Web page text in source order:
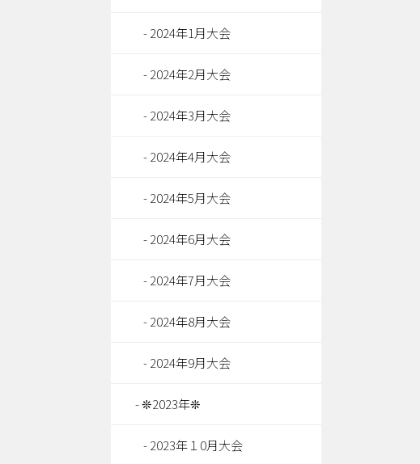
2024年1月大会
2024年2月大会
2024年3月大会
2024年4月大会
2024年5月大会
2024年6月大会
2024年7月大会
2024年8月大会
2024年9月大会
❊2023年❊
2023年１0月大会